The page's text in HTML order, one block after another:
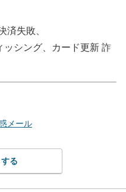
済失敗、
ッシング、カード更新 詐
メール
る